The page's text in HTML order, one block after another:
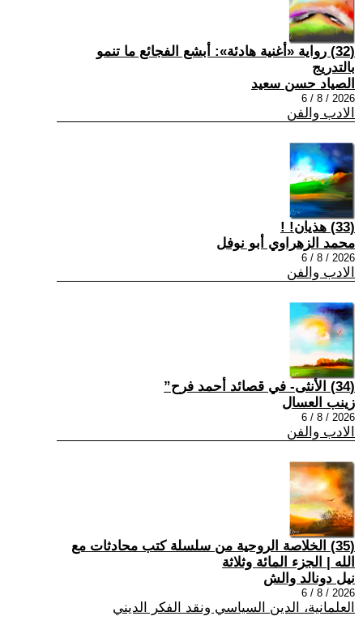
(32) رواية «أغنية هادئة»: أبشع الفجائع ما تنمو
بالتدريج
الصياد حسن سعيد
2026 / 8 / 6
الادب والفن
(33) هذيان! !
محمد الزهراوي أبو نوفل
2026 / 8 / 6
الادب والفن
(34) الأنثى- في قصائد أحمد فرح”
زينب العسال
2026 / 8 / 6
الادب والفن
(35) الخلاصة الروحية من سلسلة كتب محادثات مع
الله | الجزء المائة وثلاثة
نيل دونالد والش
2026 / 8 / 6
العلمانية، الدين السياسي ونقد الفكر الديني